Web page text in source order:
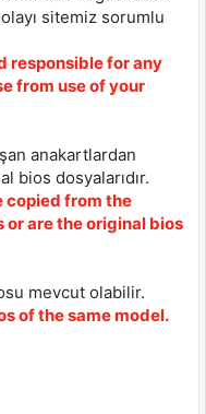
sitemiz sorumlu
responsible for any
from use of your
anakartlardan
bios dosyalarıdır.
copied from the
are the original bios
mevcut olabilir.
of the same model.